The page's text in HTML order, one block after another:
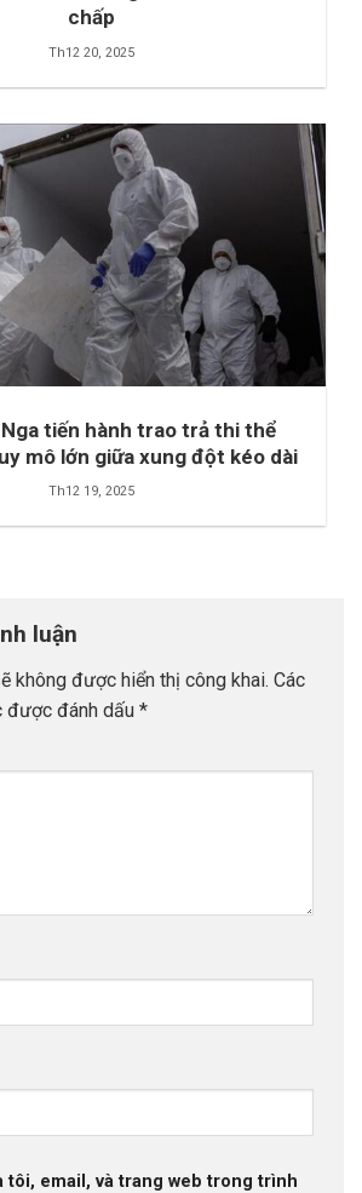
chấp
Th12 20, 2025
tiến hành trao trả thi thể
mô lớn giữa xung đột kéo dài
Th12 19, 2025
luận
không được hiển thị công khai. Các
được đánh dấu *
tôi, email, và trang web trong trình